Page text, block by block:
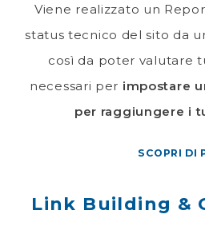
Viene realizzato un
status tecnico del sito da
così da poter valutare
necessari per impostare
per raggiungere i
SCOPRI DI
Link Building &